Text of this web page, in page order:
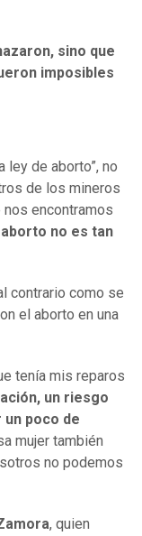
sino que
imposibles
ley de aborto”, no
de los mineros
encontramos
no es tan
contrario como se
el aborto en una
tenía mis reparos
un riesgo
un poco de
mujer también
no podemos
, quien